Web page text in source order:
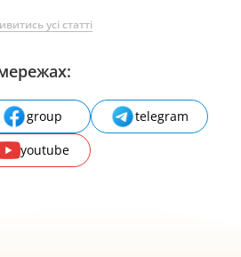
усі статті
group
telegram
youtube